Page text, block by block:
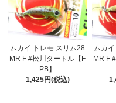
ムカイ トレモ スリム28
MR F #松川タートル【F
PB】
1,425円(税込)
ムカ
MR F